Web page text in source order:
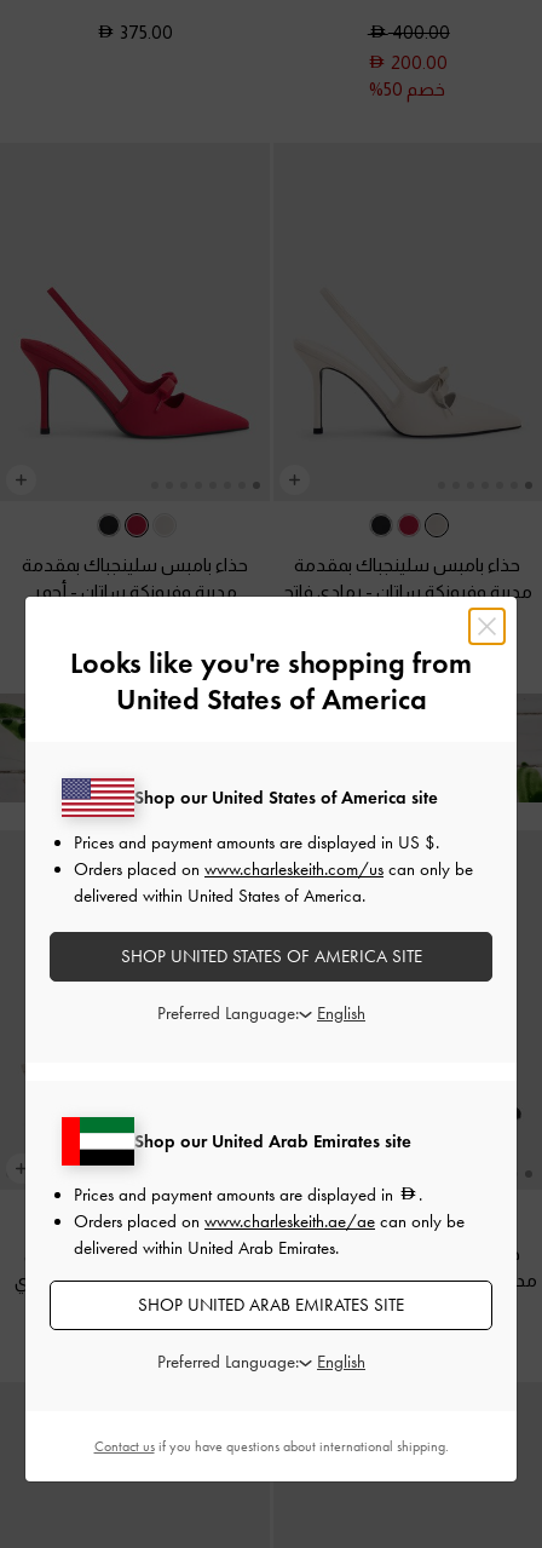
400.00
200.00
خصم 50%
375.00
حذاء بامبس سلينجباك بمقدمة
مدببة وفيونكة ساتان-رمادي فاتح
حذاء بامبس سلينجباك بمقدمة
مدببة وفيونكة ساتان-أحمر
حذاء بامبس سلينجباك بمقدمة
مدببة وفيونكة ساتان-أسود خشن
375.00
حذاء كعب منسوج بحزام خلفي
ومقدمة مدببة-أبيض طباشيري
400.00
Looks like you're shopping from
United States of America
Shop our United Arab Emirates site
Prices and payment amounts are displayed in
.
Orders placed on www.charleskeith.ae/ae can only be
delivered within United Arab Emirates.
SHOP UNITED ARAB EMIRATES SITE
Preferred Language:
Shop our United States of America site
Prices and payment amounts are displayed in US $.
Orders placed on www.charleskeith.com/us can only be
delivered within United States of America.
SHOP UNITED STATES OF AMERICA SITE
Preferred Language:
Contact usif you have questions about international shipping.